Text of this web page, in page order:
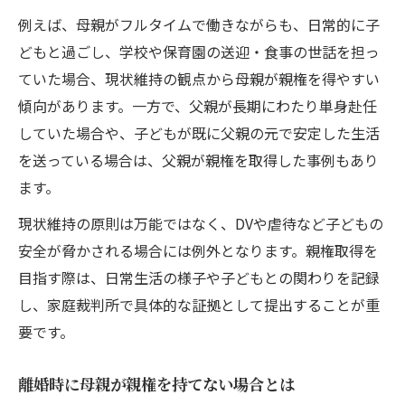
例えば、母親がフルタイムで働きながらも、日常的に子
どもと過ごし、学校や保育園の送迎・食事の世話を担っ
ていた場合、現状維持の観点から母親が親権を得やすい
傾向があります。一方で、父親が長期にわたり単身赴任
していた場合や、子どもが既に父親の元で安定した生活
を送っている場合は、父親が親権を取得した事例もあり
ます。
現状維持の原則は万能ではなく、DVや虐待など子どもの
安全が脅かされる場合には例外となります。親権取得を
目指す際は、日常生活の様子や子どもとの関わりを記録
し、家庭裁判所で具体的な証拠として提出することが重
要です。
離婚時に母親が親権を持てない場合とは